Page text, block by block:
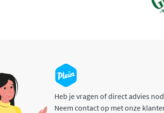
Heb je vragen of direct advies
Neem contact op met onze